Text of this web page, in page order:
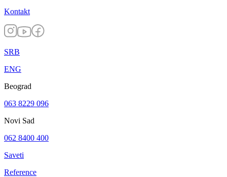
Kontakt
SRB
ENG
Beograd
063 8229 096
Novi Sad
062 8400 400
Saveti
Reference